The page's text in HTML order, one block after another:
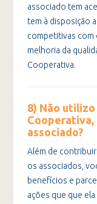
associado tem
tem à disposição
competitivas com
melhoria da
Cooperativa.
8) Não
Cooperativa,
associado?
Além de
os associados,
benefícios e
ações que que